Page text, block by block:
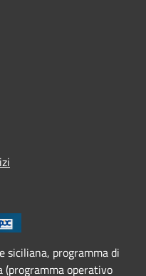
siciliana, programma di
(programma operativo